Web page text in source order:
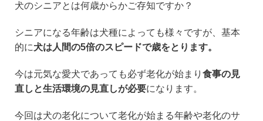
e
c
e
b
o
o
k
tt
er
e
n
a
犬のシニアとは何歳からかご存知ですか？
シニアになる年齢は犬種によっても様々ですが、基本
的に犬は人間の5倍のスピードで歳をとります。
今は元気な愛犬であっても必ず老化が始まり 食事の見
直しと生活環境の見直しが必要になります。
今回は犬の老化について老化が始まる年齢や老化のサ